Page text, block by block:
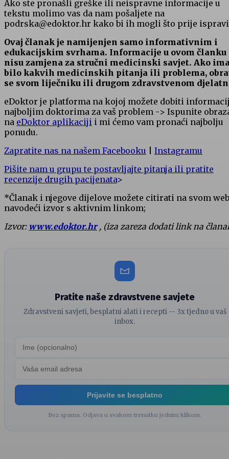
Ako ste pronašli greške ili neispravne informacije u
tekstu molimo vas da nam pošaljete na
podrska@edoktor.hr kako bi ih mogli što prije
Ovaj članak je namijenjen samo informativnim i
edukacijskim svrhama. Informacije u ovom članku
nisu zamjena za stručni medicinski savjet. Ako
bilo kakvih medicinskih pitanja ili problema,
se svom liječniku ili drugom zdravstvenom
eDoktor je platforma na kojoj možete dobiti
najboljim doktorima za vaš problem -> Ispunite
na eDoktor aplikaciji i mi ćemo vam pronaći najbolju
ponudu.
Zapratite nas na našem Facebooku
Instagramu
Pišite nam u grupu te postavljajte pitanja ili pratite
recenzije drugih pacijenata>
*Članak i njegove dijelove možete citirati na svom
navodeći izvor s aktivnim linkom;
Izvor: www.edoktor.hr, (iza zareza dodati link na
Pratite naše zdravstvene savjete
Zdravstveni savjeti, besplatni alati i recepti -- 3x tjedno u vaš
inbox.
Prijavite se besplatno
Bez spama. Odjava u svakom trenutku jednim klikom.